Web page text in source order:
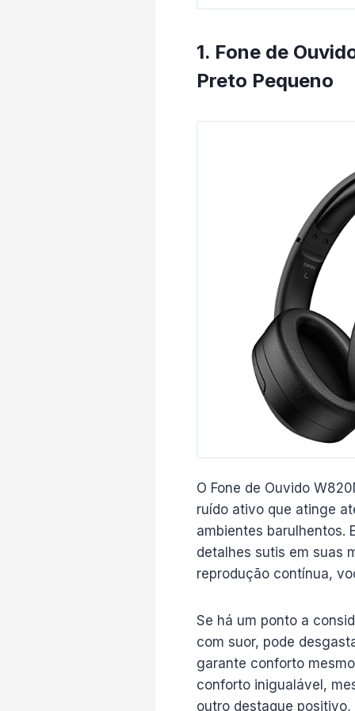
1. Fone de
Preto Pequeno
O Fone de Ouvido
ruído ativo que atinge
ambientes barulhentos.
detalhes sutis em suas
reprodução contínua,
Se há um ponto a
com suor, pode
garante conforto
conforto inigualável,
outro destaque